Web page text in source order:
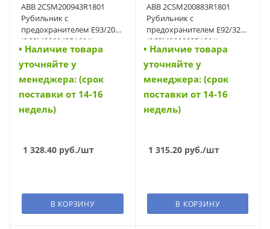
ABB 2CSM200943R1801
Рубильник с
предохранителем E93/20
(2CSM200943R1801)
• Наличие товара
уточняйте у
менеджера: (срок
поставки от 14-16
недель)
1 328.40 руб./шт
В КОРЗИНУ
ABB 2CSM200883R1801
Рубильник с
предохранителем E92/32
(2CSM200883R1801)
• Наличие товара
уточняйте у
менеджера: (срок
поставки от 14-16
недель)
1 315.20руб./шт
В КОРЗИНУ